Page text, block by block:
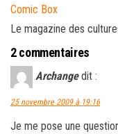
Comic Box
Le magazine des
2 commentaires
Archange dit :
25 novembre 2009 à 19:16
Je me pose une